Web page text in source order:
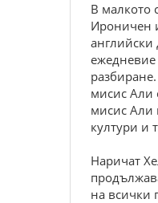
В малкото
Ироничен
английски
ежедневие
мисис Али
мисис Али
култури и
Наричат
на всички